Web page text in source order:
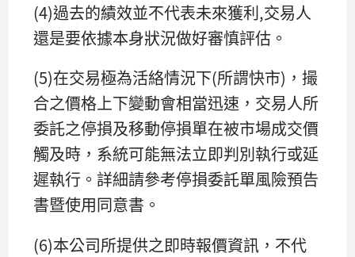
(4)過去的績效並不代表未來獲利,交易人
還是要依據本身狀況做好審慎評估。
(5)在交易極為活絡情況下(所謂快市)，撮
合之價格上下變動會相當迅速，交易人所
委託之停損及移動停損單在被市場成交價
觸及時，系統可能無法立即判別執行或延
遲執行。詳細請參考停損委託單風險預告
書暨使用同意書。
(6)本公司所提供之即時報價資訊，不代